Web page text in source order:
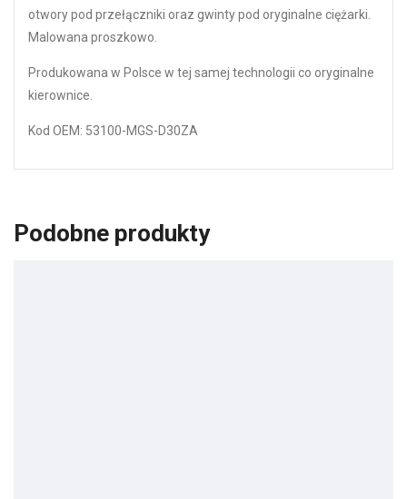
otwory pod przełączniki oraz gwinty pod oryginalne ciężarki.
Malowana proszkowo.
Produkowana w Polsce w tej samej technologii co oryginalne
kierownice.
Kod OEM: 53100-MGS-D30ZA
Podobne produkty